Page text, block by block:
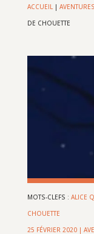
ACCUEIL|
DE CHOUETTE
MOTS-CLEFS : ALICE
CHOUETTE
25 FÉVRIER 2020|